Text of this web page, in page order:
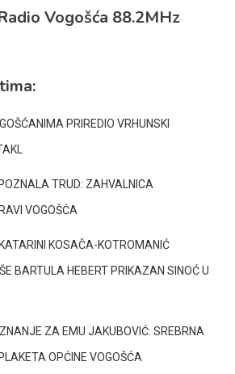
Vogošća 88.2MHz
PRIREDIO VRHUNSKI
TRUD: ZAHVALNICA
VOGOŠĆA
KOSAČA-KOTROMANIĆ
BARTULA HEBERT PRIKAZAN SINOĆ U
ZA EMU JAKUBOVIĆ: SREBRNA
OPĆINE VOGOŠĆA